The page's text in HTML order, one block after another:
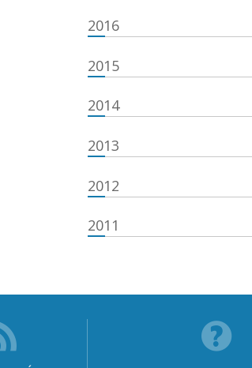
2016
2015
2014
2013
2012
2011